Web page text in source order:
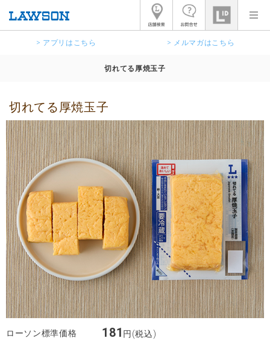
> アプリはこちら > メルマガはこちら
切れてる厚焼玉子
切れてる厚焼玉子
ローソン標準価格 181 円(税込)